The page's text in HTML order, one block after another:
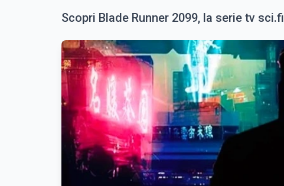
Scopri Blade Runner 2099, la serie tv